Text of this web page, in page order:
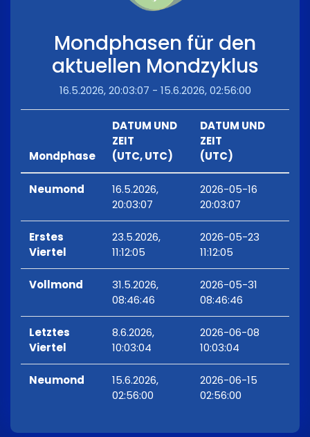
Mondphasen für den
aktuellen Mondzyklus
16.5.2026, 20:03:07 - 15.6.2026, 02:56:00
Mondphase
DATUM UND
ZEIT
(UTC, UTC)
DATUM UND
ZEIT
(UTC)
Neumond
16.5.2026,
20:03:07
2026-05-16
20:03:07
Erstes
Viertel
23.5.2026,
11:12:05
2026-05-23
11:12:05
Vollmond
31.5.2026,
08:46:46
2026-05-31
08:46:46
Letztes
Viertel
8.6.2026,
10:03:04
2026-06-08
10:03:04
Neumond
15.6.2026,
02:56:00
2026-06-15
02:56:00